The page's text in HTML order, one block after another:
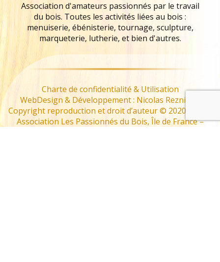
Association d'amateurs passionnés par le travail
du bois. Toutes les activités liées au bois :
menuiserie, ébénisterie, tournage, sculpture,
marqueterie, lutherie, et bien d'autres.
Charte de confidentialité & Utilisation
WebDesign & Développement : Nicolas Reznikoff
Copyright reproduction et droit d’auteur © 2020 – 2022
Association Les Passionnés du Bois, Île de France –